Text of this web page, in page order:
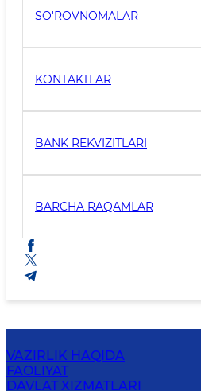
SO'ROVNOMALAR
KONTAKTLAR
BANK REKVIZITLARI
BARCHA RAQAMLAR
VAZIRLIK HAQIDA
FAOLIYAT
DAVLAT XIZMATLARI